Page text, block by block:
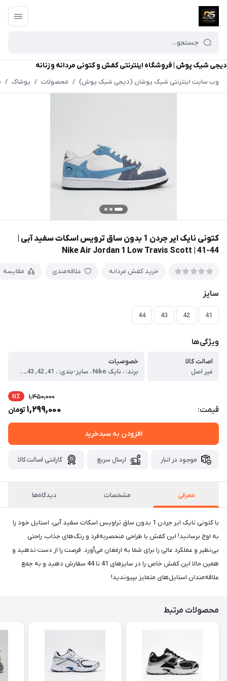
دیجی شیک پوش | فروشگاه اینترنتی کفش و کتونی مردانه و زنانه
وب سایت اینترنتی شیک پوشان (دیجی شیک پوش) / محصولات / پوشاک /
کتونی نایک ایر جردن 1 بدون ساق ترویس اسکات سفید آبی |
Nike Air Jordan 1 Low Travis Scott | 41-44
خرید کفش مردانه علاقه‌مندی مقایسه
سایز
41
42
43
44
ویژگی‌ها
اصالت کالا
غیر اصل
خصوصیات
برند: ، نایک Nike ، سایز-بندی: ، 41, 42, 43, 44 ، ویژه: ، آقایان ، مناسب: ، استریت استایل, روزمره, ست اسپرت, ست فشن, کژوال ، لژ: ، ندارد ، ساق: ، کوتاه ، رنگ بندی: ، دارد ، کیفیت: ، مشابه اورجینال (بهترین کیفیت تولید داخل)
قیمت:
1,450,000 11٪
1,299,000تومان
افزودن به سبدخرید
موجود در انبار ارسال سریع گارانتی اصالت کالا
معرفی مشخصات دیدگاه‌ها
با کتونی نایک ایر جردن 1 بدون ساق تراویس اسکات سفید آبی، استایل خود را
به اوج برسانید! این کفش با طراحی منحصربه‌فرد و رنگ‌های جذاب، راحتی
بی‌نظیر و عملکرد عالی را برای شما به ارمغان می‌آورد. فرصت را از دست ندهید و
همین حالا این کفش خاص را در سایزهای 41 تا 44 سفارش دهید و به جمع
علاقه‌مندان استایل‌های متمایز بپیوندید!
محصولات مرتبط